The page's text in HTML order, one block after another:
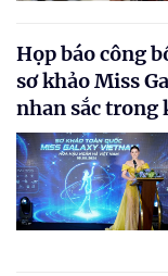
Họp báo công
sơ khảo Miss
nhan sắc trong